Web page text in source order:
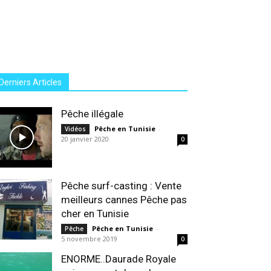
Articles
Pêche illégale
Vidéos Pêche en Tunisie -
20 janvier 2020
0
Pêche surf-casting : Vente
meilleurs cannes Pêche pas
cher en Tunisie
Pêche Pêche en Tunisie -
5 novembre 2019
0
ENORME..Daurade Royale